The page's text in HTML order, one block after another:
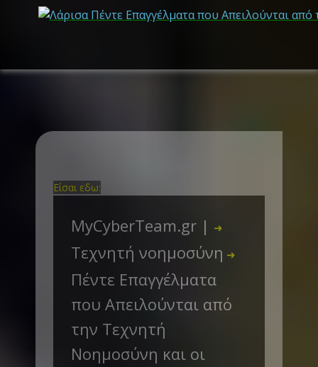
Είσαι εδω:
MyCyberTeam.gr | ➜
Τεχνητή νοημοσύνη ➜
Πέντε Επαγγέλματα
που Απειλούνται από
την Τεχνητή
Νοημοσύνη και οι